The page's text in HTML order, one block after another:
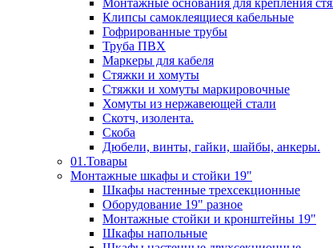
Монтажные основания для крепления
Клипсы самоклеящиеся кабельные
Гофрированные трубы
Труба ПВХ
Маркеры для кабеля
Стяжки и хомуты
Стяжки и хомуты маркировочные
Хомуты из нержавеющей стали
Скотч, изолента.
Скоба
Дюбели, винты, гайки, шайбы, анкеры.
01.Товары
Монтажные шкафы и стойки 19"
Шкафы настенные трехсекционные
Оборудование 19" разное
Монтажные стойки и кронштейны 19"
Шкафы напольные